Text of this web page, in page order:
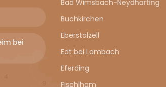
bei
Bad Wimsbach-Neydharting
Buchkirchen
Eberstalzell
Edt bei Lambach
Eferding
Fischlham